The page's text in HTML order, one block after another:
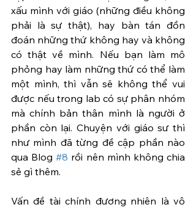
xấu mình với giáo (những điều không
phải là sự thật), hay bàn tán đồn
đoán những thứ không hay và không
có thật về mình. Nếu bạn làm mô
phỏng hay làm những thứ có thể làm
một mình, thì vẫn sẽ không thể vui
được nếu trong lab có sự phân nhóm
mà chính bản thân mình là người ở
phần còn lại. Chuyện với giáo sư thì
như mình đã từng đề cập phần nào
qua Blog #8 rồi nên mình không chia
sẻ gì thêm.
Vấn đề tài chính đương nhiên là vô